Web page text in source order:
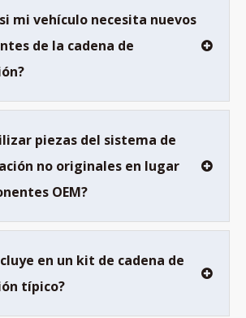
mi vehículo necesita nuevos
de la cadena de
piezas del sistema de
no originales en lugar
OEM?
en un kit de cadena de
típico?